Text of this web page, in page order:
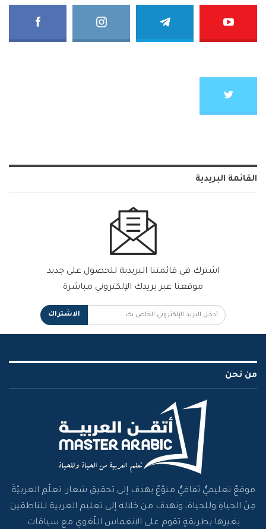
القائمة البريدية
اشترك في قائمتنا البريدية للحصول على جديد
موقعنا عبر بريدك الإلكتروني مباشرة
الاشتراك
من نحن
موقعٌ تعليميٌّ ثقافيٌّ منوّعٌ يهدف إلى تحقيق شعار: تعلّمِ العربيّةَ
مِنَ الحياةِ وللحياة، ونهدف من خلاله إلى تعليم العربية للناطقين
بغيرها بطريقةٍ تقوم على الانغماس اللّغوي مع سياقات